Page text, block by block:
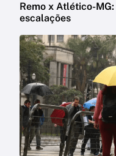
Remo x Atlético-
escalações